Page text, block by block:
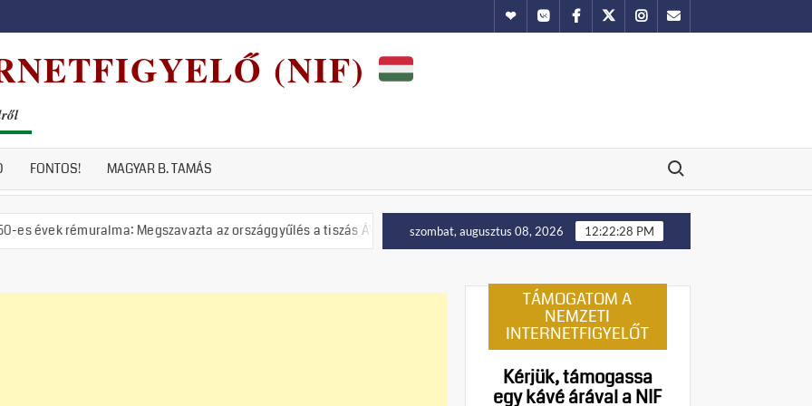
HundubVkontakte
Facebook
TwitterInstagram
Email
(NIF)
FONTOS! MAGYAR B. TAMÁS
Search for:
Megszavazta az országgyűlés a tiszás ÁVH felállítását! Putyin: Ukrajna nyugati területei előbb-utóbb visszakerülnek
szombat, augusztus 08, 2026 12:22:29 PM
TÁMOGATOM A
NEMZETI
INTERNETFIGYELŐT
Kérjük, támogassa
egy kávé árával a NIF